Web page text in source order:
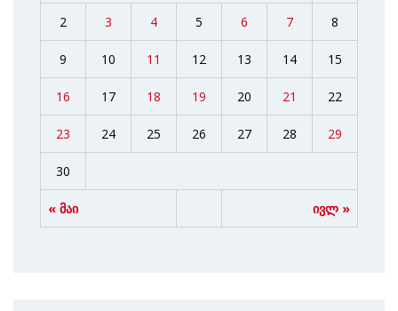
« მაი ივლ »
2 3 4 5 6 7 8
9 10 11 12 13 14 15
16 17 18 19 20 21 22
23 24 25 26 27 28 29
30